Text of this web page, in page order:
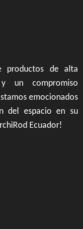
productos de alta
y un compromiso
emocionados
del espacio en su
Ecuador!